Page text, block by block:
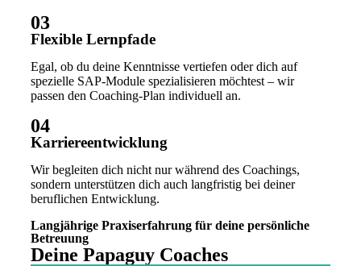
03
Flexible Lernpfade
Egal, ob du deine Kenntnisse vertiefen oder dich auf
spezielle SAP-Module spezialisieren möchtest – wir
passen den Coaching-Plan individuell an.
04
Karriereentwicklung
Wir begleiten dich nicht nur während des Coachings,
sondern unterstützen dich auch langfristig bei deiner
beruflichen Entwicklung.
Langjährige Praxiserfahrung für deine persönliche
Betreuung
Deine Papaguy Coaches